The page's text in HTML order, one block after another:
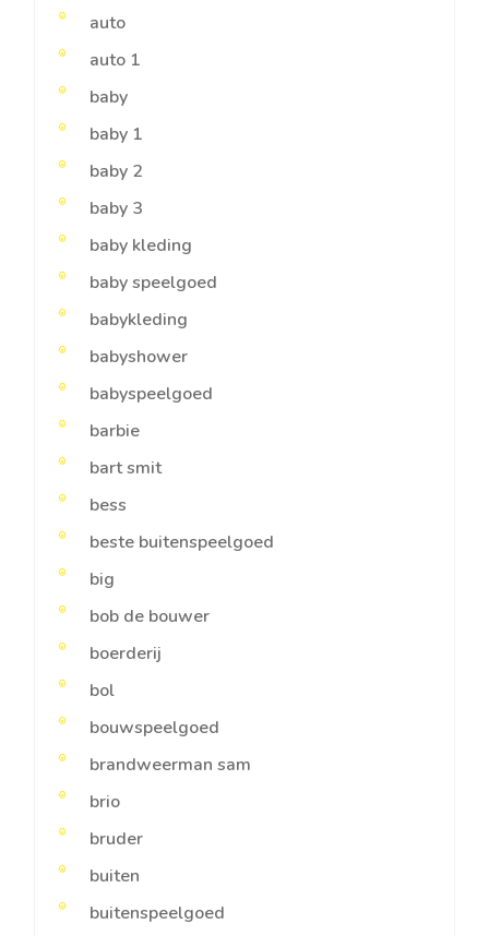
auto
auto 1
baby
baby 1
baby 2
baby 3
baby kleding
baby speelgoed
babykleding
babyshower
babyspeelgoed
barbie
bart smit
bess
beste buitenspeelgoed
big
bob de bouwer
boerderij
bol
bouwspeelgoed
brandweerman sam
brio
bruder
buiten
buitenspeelgoed